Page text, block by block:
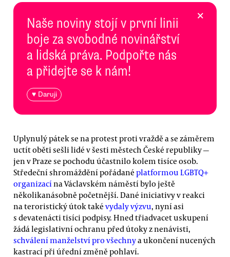
Naše noviny stojí v první linii
boje za svobodné novinářství
a lidská práva. Podpořte nás
a přidejte se k nám!
♥ Daruji
×
Uplynulý pátek se na protest proti vraždě a se záměrem
uctít oběti sešli lidé v šesti městech České republiky —
jen v Praze se pochodu účastnilo kolem tisíce osob.
Středeční shromáždění pořádané platformou LGBTQ+
organizací na Václavském náměstí bylo ještě
několikanásobně početnější. Dané iniciativy v reakci
na teroristický útok také vydaly výzvu, nyní asi
s devatenácti tisíci podpisy. Hned třiadvacet uskupení
žádá legislativní ochranu před útoky z nenávisti,
schválení manželství pro všechnya ukončení nucených
kastrací při úřední změně pohlaví.